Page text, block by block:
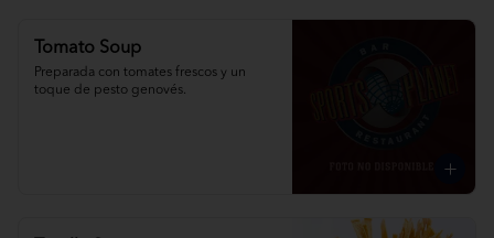
Tomato Soup
Preparada con tomates frescos y un
toque de pesto genovés.